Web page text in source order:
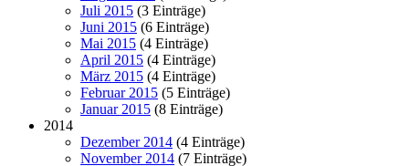
Juli 2015 (3 Einträge)
Juni 2015 (6 Einträge)
Mai 2015 (4 Einträge)
April 2015 (4 Einträge)
März 2015 (4 Einträge)
Februar 2015 (5 Einträge)
Januar 2015 (8 Einträge)
2014
Dezember 2014 (4 Einträge)
November 2014 (7 Einträge)